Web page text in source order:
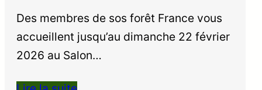
Des membres de sos forêt France vous
accueillent jusqu’au dimanche 22 février
2026 au Salon…